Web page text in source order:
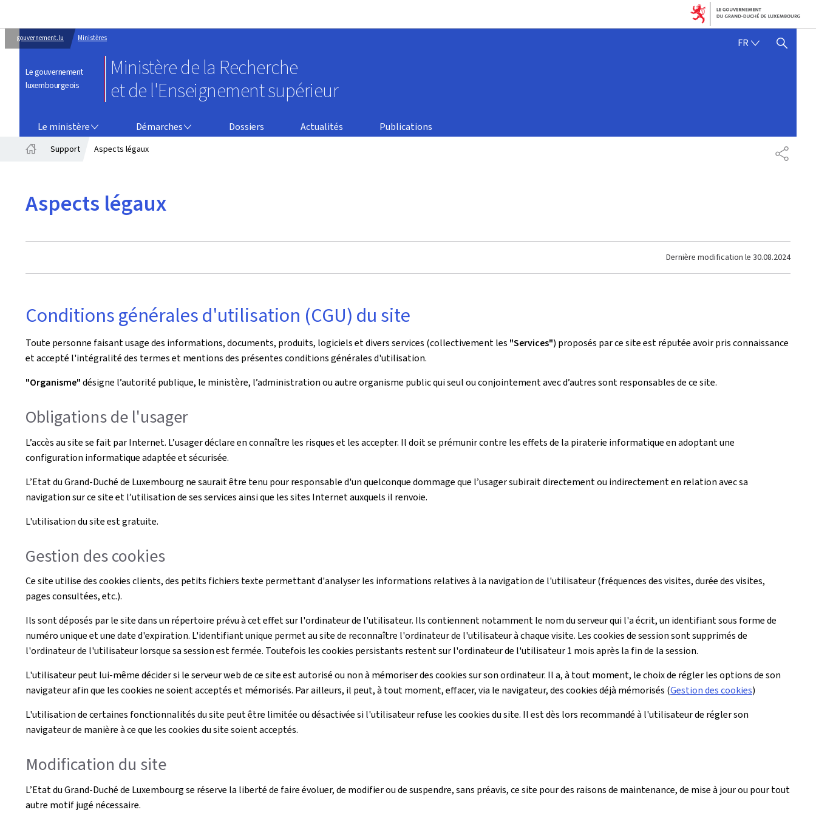
gouvernement.lu Ministères
Le gouvernement
luxembourgeois
Ministère de la Recherche
et de l'Enseignement supérieur
FRFRANÇAIS
AFFICHER / MASQUER
Le ministère Démarches
DÉMARCHES
Dossiers Actualités
Publications
Support Aspects légaux
Aspects légaux
Dernière modification le 30.08.2024
Conditions générales d'utilisation (CGU) du site
Toute personne faisant usage des informations, documents, produits, logiciels et divers services (collectivement les "Services") proposés par ce site est réputée avoir pris connaissance
et accepté l'intégralité des termes et mentions des présentes conditions générales d'utilisation.
"Organisme"désigne l’autorité publique, le ministère, l’administration ou autre organisme public qui seul ou conjointement avec d’autres sont responsables de ce site.
Obligations de l'usager
L’accès au site se fait par Internet. L’usager déclare en connaître les risques et les accepter. Il doit se prémunir contre les effets de la piraterie informatique en adoptant une
configuration informatique adaptée et sécurisée.
L’Etat du Grand-Duché de Luxembourg ne saurait être tenu pour responsable d'un quelconque dommage que l’usager subirait directement ou indirectement en relation avec sa
navigation sur ce site et l’utilisation de ses services ainsi que les sites Internet auxquels il renvoie.
L'utilisation du site est gratuite.
Gestion des cookies
Ce site utilise des cookies clients, des petits fichiers texte permettant d'analyser les informations relatives à la navigation de l'utilisateur (fréquences des visites, durée des visites,
pages consultées, etc.).
Ils sont déposés par le site dans un répertoire prévu à cet effet sur l'ordinateur de l'utilisateur. Ils contiennent notamment le nom du serveur qui l'a écrit, un identifiant sous forme de
numéro unique et une date d'expiration. L'identifiant unique permet au site de reconnaître l'ordinateur de l'utilisateur à chaque visite. Les cookies de session sont supprimés de
l'ordinateur de l'utilisateur lorsque sa session est fermée. Toutefois les cookies persistants restent sur l'ordinateur de l'utilisateur 1 mois après la fin de la session.
L'utilisateur peut lui-même décider si le serveur web de ce site est autorisé ou non à mémoriser des cookies sur son ordinateur. Il a, à tout moment, le choix de régler les options de son
navigateur afin que les cookies ne soient acceptés et mémorisés. Par ailleurs, il peut, à tout moment, effacer, via le navigateur, des cookies déjà mémorisés (Gestion des cookies)
L'utilisation de certaines fonctionnalités du site peut être limitée ou désactivée si l'utilisateur refuse les cookies du site. Il est dès lors recommandé à l'utilisateur de régler son
navigateur de manière à ce que les cookies du site soient acceptés.
Modification du site
L’Etat du Grand-Duché de Luxembourg se réserve la liberté de faire évoluer, de modifier ou de suspendre, sans préavis, ce site pour des raisons de maintenance, de mise à jour ou pour tout
autre motif jugé nécessaire.